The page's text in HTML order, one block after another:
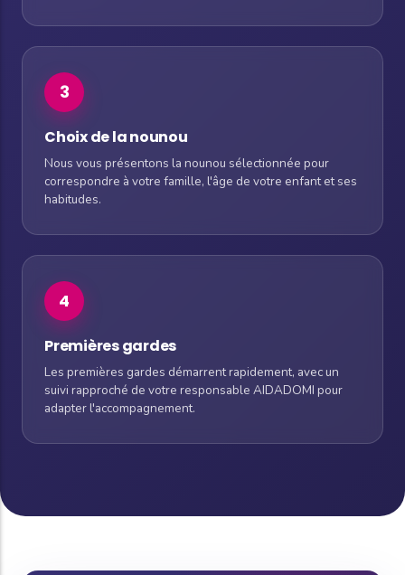
3
Choix de la nounou
Nous vous présentons la nounou sélectionnée pour
correspondre à votre famille, l'âge de votre enfant et ses
habitudes.
4
Premières gardes
Les premières gardes démarrent rapidement, avec un
suivi rapproché de votre responsable AIDADOMI pour
adapter l'accompagnement.